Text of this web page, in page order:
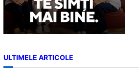
ULTIMELE ARTICOLE